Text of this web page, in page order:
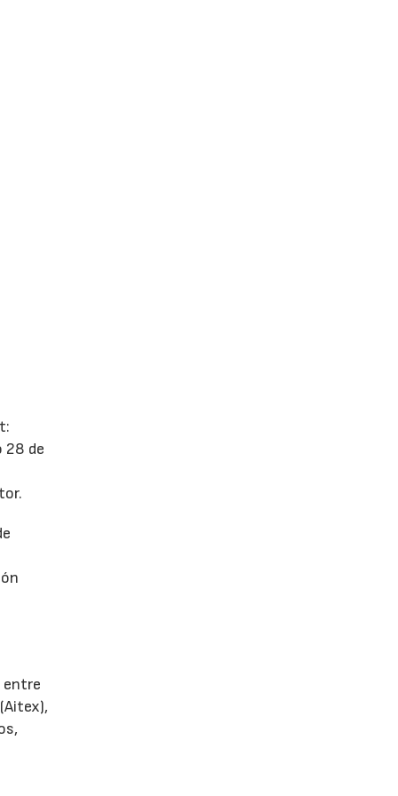
28 de
entre